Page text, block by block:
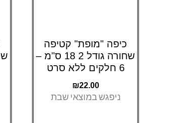
כיפה "מופת" קטיפה
שחורה גודל 2 18 ס"מ –
6 חלקים ללא סרט
₪22.00
ניפגש במוצאי שבת